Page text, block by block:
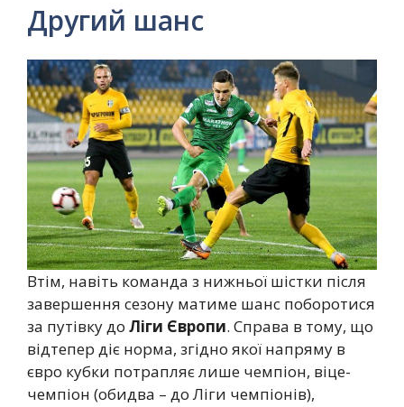
Другий шанс
Втім, навіть команда з нижньої шістки після
завершення сезону матиме шанс поборотися
за путівку до Ліги Європи. Справа в тому, що
відтепер діє норма, згідно якої напряму в
євро кубки потрапляє лише чемпіон, віце-
чемпіон (обидва – до Ліги чемпіонів),